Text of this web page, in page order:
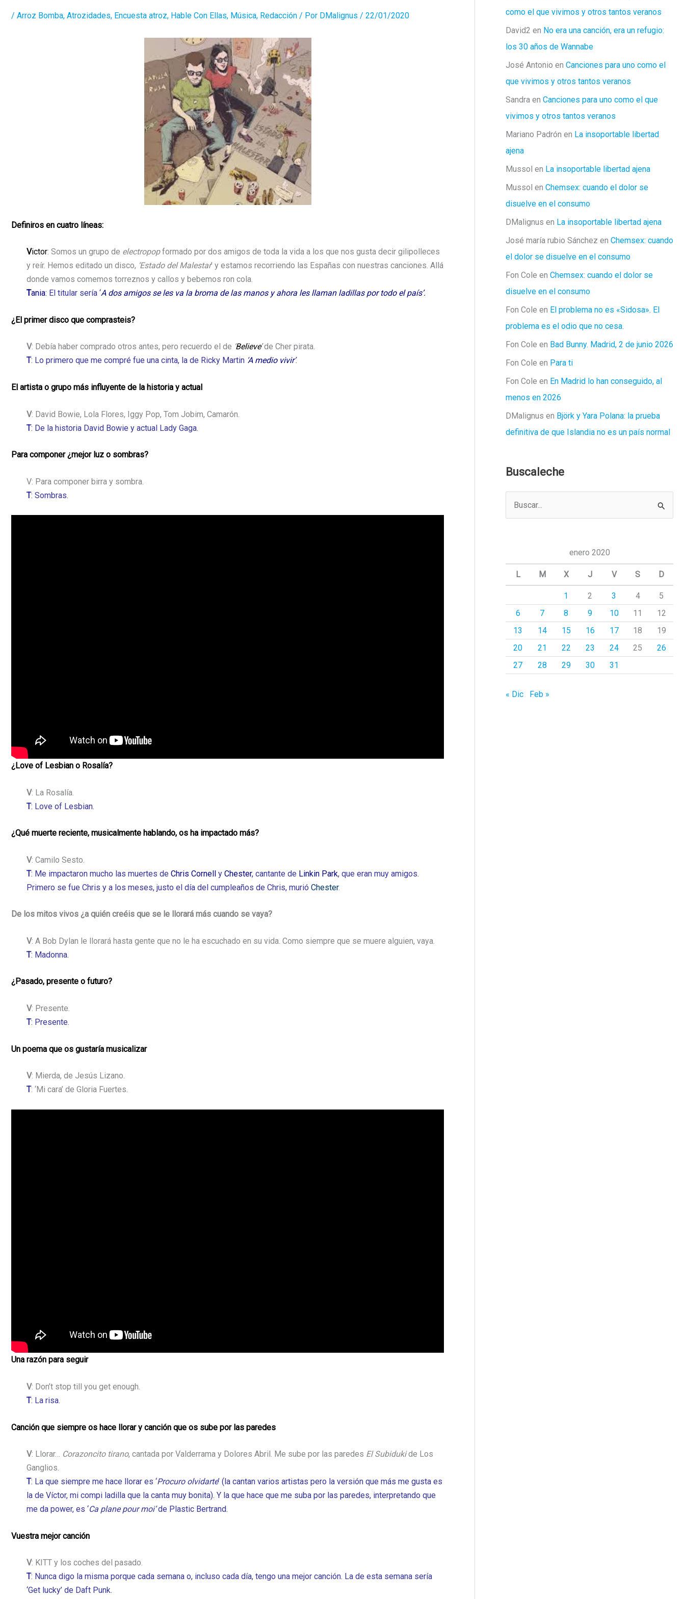
/ Arroz Bomba, Atrozidades, Encuesta atroz, Hable Con Ellas, Música, Redacción / Por DMalignus / 22/01/2020
Definiros en cuatro líneas:
Victor: Somos un grupo de electropopformado por dos amigos de toda la vida a los que nos gusta decir gilipolleces
y reír. Hemos editado un disco, ‘Estado del Malestar’ y estamos recorriendo las Españas con nuestras canciones. Allá
donde vamos comemos torreznos y callos y bebemos ron cola.
Tania: El titular sería ‘A dos amigos se les va la broma de las manos y ahora les llaman ladillas por todo el país’.
¿El primer disco que comprasteis?
V: Debía haber comprado otros antes, pero recuerdo el de Believe’de Cher pirata.
T: Lo primero que me compré fue una cinta, la de Ricky Martin A medio vivir’.
El artista o grupo más influyente de la historia y actual
V: David Bowie, Lola Flores, Iggy Pop, Tom Jobim, Camarón.
T: De la historia David Bowie y actual Lady Gaga.
Para componer ¿mejor luz o sombras?
V: Para componer birra y sombra.
T: Sombras.
¿Love of Lesbian o Rosalía?
V: La Rosalía.
T: Love of Lesbian.
¿Qué muerte reciente, musicalmente hablando, os ha impactado más?
V: Camilo Sesto.
T: Me impactaron mucho las muertes de Chris Cornell y Chester, cantante de Linkin Park, que eran muy amigos.
Primero se fue Chris y a los meses, justo el día del cumpleaños de Chris, murió Chester.
De los mitos vivos ¿a quién creéis que se le llorará más cuando se vaya?
V: A Bob Dylan le llorará hasta gente que no le ha escuchado en su vida. Como siempre que se muere alguien, vaya.
T: Madonna.
¿Pasado, presente o futuro?
V: Presente.
T: Presente.
Un poema que os gustaría musicalizar
V: Mierda, de Jesús Lizano.
T: ‘Mi cara’ de Gloria Fuertes.
Una razón para seguir
V: Don’t stop till you get enough.
T: La risa.
Canción que siempre os hace llorar y canción que os sube por las paredes
V: Llorar… Corazoncito tirano, cantada por Valderrama y Dolores Abril. Me sube por las paredes El Subidukide Los
Ganglios.
T: La que siempre me hace llorar es ‘Procuro olvidarte’ (la cantan varios artistas pero la versión que más me gusta es
la de Víctor, mi compi ladilla que la canta muy bonita). Y la que hace que me suba por las paredes, interpretando que
me da power, es ‘Ca plane pour moi’de Plastic Bertrand.
Vuestra mejor canción
V: KITT y los coches del pasado.
T: Nunca digo la misma porque cada semana o, incluso cada día, tengo una mejor canción. La de esta semana sería
‘Get lucky’ de Daft Punk.
como el que vivimos y otros tantos veranos
David2 en No era una canción, era un refugio:
los 30 años de Wannabe
José Antonio en Canciones para uno como el
que vivimos y otros tantos veranos
Sandra en Canciones para uno como el que
vivimos y otros tantos veranos
Mariano Padrón en La insoportable libertad
ajena
Mussol en La insoportable libertad ajena
Mussol en Chemsex: cuando el dolor se
disuelve en el consumo
DMalignus en La insoportable libertad ajena
José maría rubio Sánchez en Chemsex: cuando
el dolor se disuelve en el consumo
Fon Cole en Chemsex: cuando el dolor se
disuelve en el consumo
Fon Cole en El problema no es «Sidosa». El
problema es el odio que no cesa.
Fon Cole en Bad Bunny. Madrid, 2 de junio 2026
Fon Cole en Para ti
Fon Cole en En Madrid lo han conseguido, al
menos en 2026
DMalignus en Björk y Yara Polana: la prueba
definitiva de que Islandia no es un país normal
Buscaleche
a
enero 2020
L M X J V S D
1 2 3 4
5
6
7 8 9 10 11
12
13
14 15 16 17 18
19
20
21 22 23 24 25
26
27
28 29 30 31
« Dic Feb »